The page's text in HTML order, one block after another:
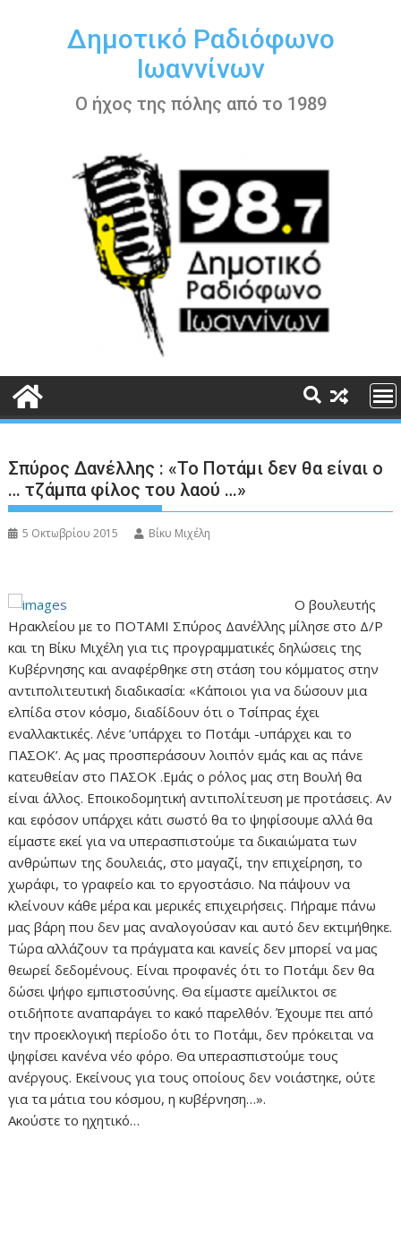
περιεχόμενοΔημοτικό Ραδιόφωνο
Ιωαννίνων
Ο ήχος της πόλης από το 1989
Σπύρος Δανέλλης : «Το Ποτάμι δεν θα είναι ο
… τζάμπα φίλος του λαού …»
5 Οκτωβρίου 2015 Βίκυ Μιχέλη
Ο βουλευτής
Ηρακλείου με το ΠΟΤΑΜΙ Σπύρος Δανέλλης μίλησε στο Δ/Ρ
και τη Βίκυ Μιχέλη για τις προγραμματικές δηλώσεις της
Κυβέρνησης και αναφέρθηκε στη στάση του κόμματος στην
αντιπολιτευτική διαδικασία: «Κάποιοι για να δώσουν μια
ελπίδα στον κόσμο, διαδίδουν ότι ο Τσίπρας έχει
εναλλακτικές. Λένε ‘υπάρχει το Ποτάμι -υπάρχει και το
ΠΑΣΟΚ’. Ας μας προσπεράσουν λοιπόν εμάς και ας πάνε
κατευθείαν στο ΠΑΣΟΚ .Εμάς ο ρόλος μας στη Βουλή θα
είναι άλλος. Εποικοδομητική αντιπολίτευση με προτάσεις. Αν
και εφόσον υπάρχει κάτι σωστό θα το ψηφίσουμε αλλά θα
είμαστε εκεί για να υπερασπιστούμε τα δικαιώματα των
ανθρώπων της δουλειάς, στο μαγαζί, την επιχείρηση, το
χωράφι, το γραφείο και το εργοστάσιο. Να πάψουν να
κλείνουν κάθε μέρα και μερικές επιχειρήσεις. Πήραμε πάνω
μας βάρη που δεν μας αναλογούσαν και αυτό δεν εκτιμήθηκε.
Τώρα αλλάζουν τα πράγματα και κανείς δεν μπορεί να μας
θεωρεί δεδομένους. Είναι προφανές ότι το Ποτάμι δεν θα
δώσει ψήφο εμπιστοσύνης. Θα είμαστε αμείλικτοι σε
οτιδήποτε αναπαράγει το κακό παρελθόν. Έχουμε πει από
την προεκλογική περίοδο ότι το Ποτάμι, δεν πρόκειται να
ψηφίσει κανένα νέο φόρο. Θα υπερασπιστούμε τους
ανέργους. Εκείνους για τους οποίους δεν νοιάστηκε, ούτε
για τα μάτια του κόσμου, η κυβέρνηση…».
Ακούστε το ηχητικό…